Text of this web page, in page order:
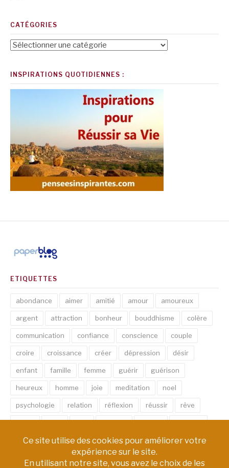
CATÉGORIES
Catégories
INSPIRATIONS QUOTIDIENNES :
ETIQUETTES
abondance aimer amitié amour amoureux
argent attraction bonheur bouddhisme colère
communication confiance conscience couple
croire croissance créer dépression désir
enfant famille femme guérir guérison
heureux homme joie meditation noel
psychologie relation réflexion réussir rêve
santé sexe soin spirituel succès thérapie
vie âme émotion énergie équilibre